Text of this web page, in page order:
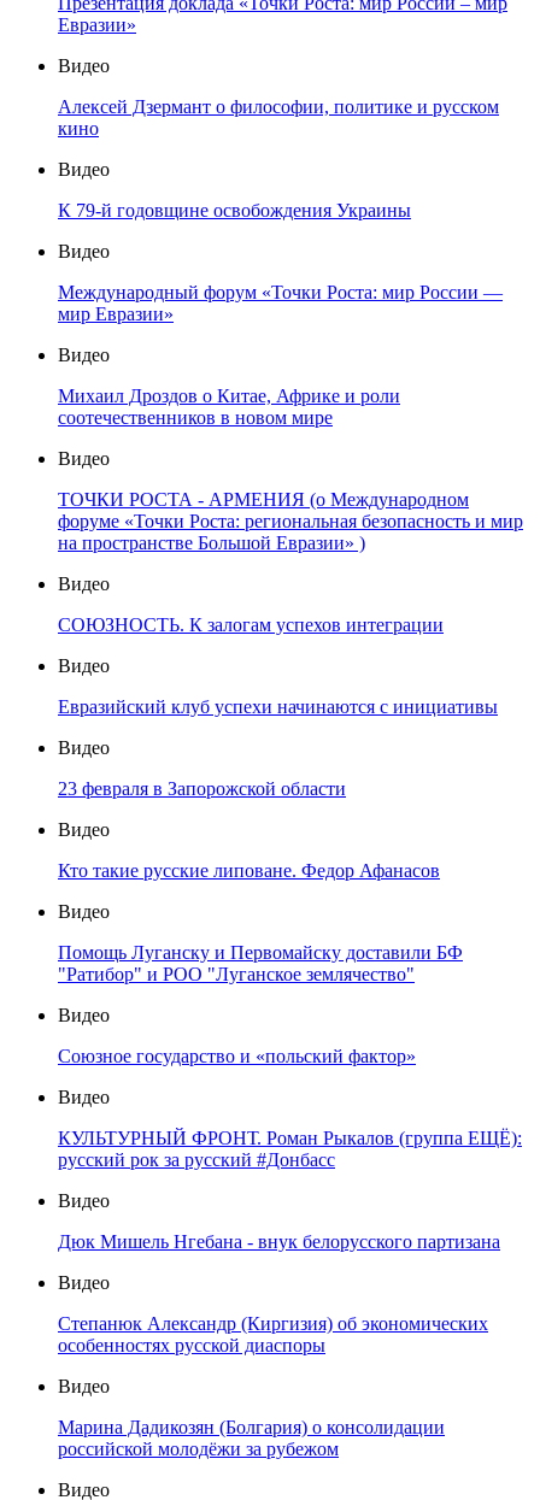
Евразии»
Видео
Алексей Дзермант о философии, политике и русском
кино
Видео
К 79-й годовщине освобождения Украины
Видео
Международный форум «Точки Роста: мир России —
мир Евразии»
Видео
Михаил Дроздов о Китае, Африке и роли
соотечественников в новом мире
Видео
ТОЧКИ РОСТА - АРМЕНИЯ (о Международном
форуме «Точки Роста: региональная безопасность и мир
на пространстве Большой Евразии» )
Видео
СОЮЗНОСТЬ. К залогам успехов интеграции
Видео
Евразийский клуб успехи начинаются с инициативы
Видео
23 февраля в Запорожской области
Видео
Кто такие русские липоване. Федор Афанасов
Видео
Помощь Луганску и Первомайску доставили БФ
"Ратибор" и РОО "Луганское землячество"
Видео
Союзное государство и «польский фактор»
Видео
КУЛЬТУРНЫЙ ФРОНТ. Роман Рыкалов (группа ЕЩЁ):
русский рок за русский #Донбасс
Видео
Дюк Мишель Нгебана - внук белорусского партизана
Видео
Степанюк Александр (Киргизия) об экономических
особенностях русской диаспоры
Видео
Марина Дадикозян (Болгария) о консолидации
российской молодёжи за рубежом
Видео